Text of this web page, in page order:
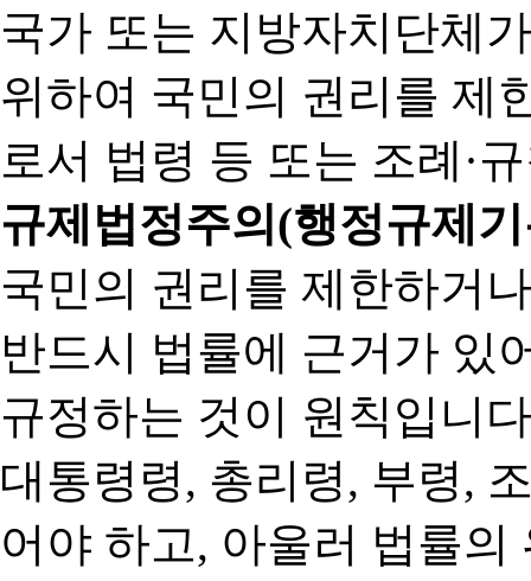
국가 또는 지방자치단체
위하여 국민의 권리를 제
로서 법령 등 또는 조례·
규제법정주의(행정규제
국민의 권리를 제한하거
반드시 법률에 근거가 있
규정하는 것이 원칙입니
대통령령, 총리령, 부령,
어야 하고, 아울러 법률